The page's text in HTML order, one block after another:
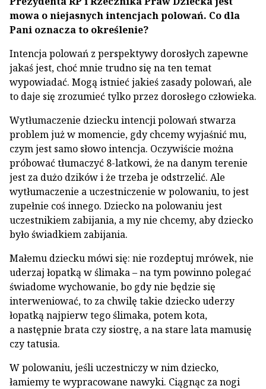
mowa o niejasnych intencjach polowań. Co dla
Pani oznacza to określenie?
Intencja polowań z perspektywy dorosłych zapewne
jakaś jest, choć mnie trudno się na ten temat
wypowiadać. Mogą istnieć jakieś zasady polowań, ale
to daje się zrozumieć tylko przez dorosłego człowieka.
Wytłumaczenie dziecku intencji polowań stwarza
problem już w momencie, gdy chcemy wyjaśnić mu,
czym jest samo słowo intencja. Oczywiście można
próbować tłumaczyć 8-latkowi, że na danym terenie
jest za dużo dzików i że trzeba je odstrzelić. Ale
wytłumaczenie a uczestniczenie w polowaniu, to jest
zupełnie coś innego. Dziecko na polowaniu jest
uczestnikiem zabijania, a my nie chcemy, aby dziecko
było świadkiem zabijania.
Małemu dziecku mówi się: nie rozdeptuj mrówek, nie
uderzaj łopatką w ślimaka – na tym powinno polegać
świadome wychowanie, bo gdy nie będzie się
interweniować, to za chwilę takie dziecko uderzy
łopatką najpierw tego ślimaka, potem kota,
a następnie brata czy siostrę, a na stare lata mamusię
czy tatusia.
W polowaniu, jeśli uczestniczy w nim dziecko,
łamiemy te wypracowane nawyki. Ciągnąc za nogi